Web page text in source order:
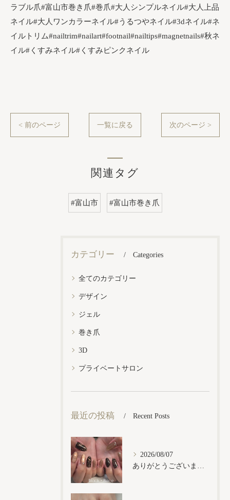
ラブル爪#富山市巻き爪#巻爪#大人シンプルネイル#大人上品
ネイル#大人ワンカラーネイル#うるつやネイル#3dネイル#ネ
イルトリム#nailtrim#nailart#footnail#nailtips#magnetnails#秋ネ
イル#くすみネイル#くすみピンクネイル
< 前のページ 一覧に戻る 次のページ >
関連タグ
#富山市 #富山市巻き爪
カテゴリー Categories
全てのカテゴリー
デザイン
ジェル
巻き爪
3D
プライベートサロン
最近の投稿 Recent Posts
2026/08/07
ありがとうございます𓂃𓈒𓏸︎︎︎︎